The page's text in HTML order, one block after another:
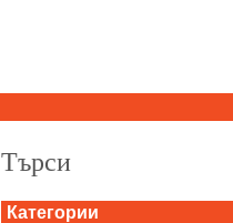
Търси
Категории